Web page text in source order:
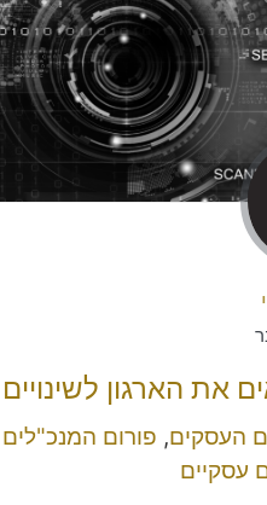
את הארגון
העסקים, פורום המנכ"לים
עסקיים